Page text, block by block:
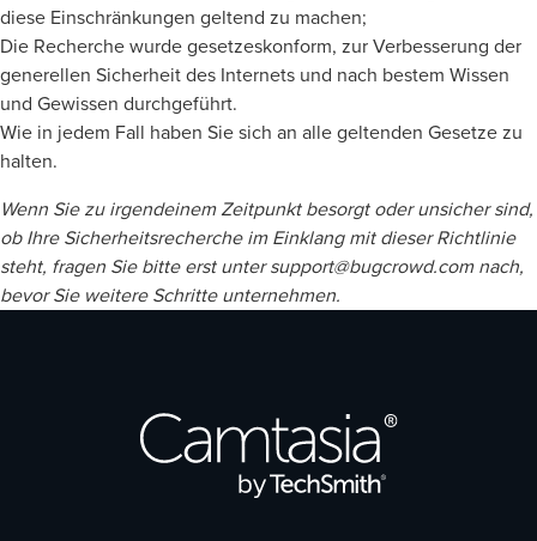
diese Einschränkungen geltend zu machen;
Die Recherche wurde gesetzeskonform, zur Verbesserung der
generellen Sicherheit des Internets und nach bestem Wissen
und Gewissen durchgeführt.
Wie in jedem Fall haben Sie sich an alle geltenden Gesetze zu
halten.
Wenn Sie zu irgendeinem Zeitpunkt besorgt oder unsicher sind,
ob Ihre Sicherheitsrecherche im Einklang mit dieser Richtlinie
steht, fragen Sie bitte erst unter support@bugcrowd.com nach,
bevor Sie weitere Schritte unternehmen.